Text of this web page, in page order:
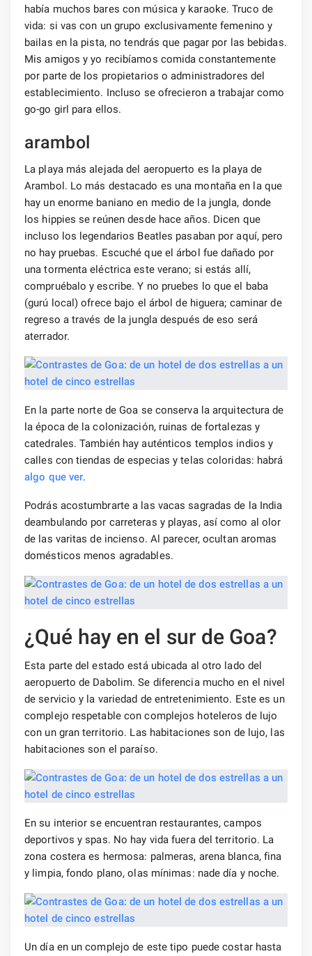
había muchos bares con música y karaoke. Truco de
vida: si vas con un grupo exclusivamente femenino y
bailas en la pista, no tendrás que pagar por las bebidas.
Mis amigos y yo recibíamos comida constantemente
por parte de los propietarios o administradores del
establecimiento. Incluso se ofrecieron a trabajar como
go-go girl para ellos.
arambol
La playa más alejada del aeropuerto es la playa de
Arambol. Lo más destacado es una montaña en la que
hay un enorme baniano en medio de la jungla, donde
los hippies se reúnen desde hace años. Dicen que
incluso los legendarios Beatles pasaban por aquí, pero
no hay pruebas. Escuché que el árbol fue dañado por
una tormenta eléctrica este verano; si estás allí,
compruébalo y escribe. Y no pruebes lo que el baba
(gurú local) ofrece bajo el árbol de higuera; caminar de
regreso a través de la jungla después de eso será
aterrador.
En la parte norte de Goa se conserva la arquitectura de
la época de la colonización, ruinas de fortalezas y
catedrales. También hay auténticos templos indios y
calles con tiendas de especias y telas coloridas: habrá
algo que ver.
Podrás acostumbrarte a las vacas sagradas de la India
deambulando por carreteras y playas, así como al olor
de las varitas de incienso. Al parecer, ocultan aromas
domésticos menos agradables.
¿Qué hay en el sur de Goa?
Esta parte del estado está ubicada al otro lado del
aeropuerto de Dabolim. Se diferencia mucho en el nivel
de servicio y la variedad de entretenimiento. Este es un
complejo respetable con complejos hoteleros de lujo
con un gran territorio. Las habitaciones son de lujo, las
habitaciones son el paraíso.
En su interior se encuentran restaurantes, campos
deportivos y spas. No hay vida fuera del territorio. La
zona costera es hermosa: palmeras, arena blanca, fina
y limpia, fondo plano, olas mínimas: nade día y noche.
Un día en un complejo de este tipo puede costar hasta